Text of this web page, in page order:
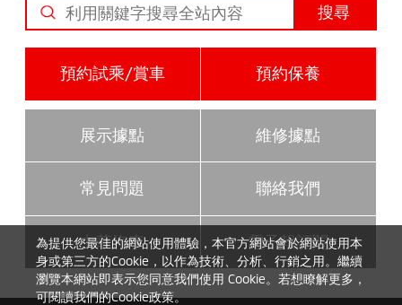
搜尋
預約試乘/賞車 預約保養
展示據點 維修據點
常見問題 聯絡我們
中華汽車 電子報訂閱
為提供您最佳的網站使用體驗，本官方網站會於網站使用本
身或第三方的Cookie，以作為技術、分析、行銷之用。繼續
瀏覽本網站即表示您同意我們使用 Cookie。若想瞭解更多，
可閱讀我們的Cookie政策。